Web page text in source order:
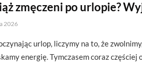
zmęczeni po urlopie?
2026
urlop, liczymy na to, że
energię. Tymczasem coraz częściej